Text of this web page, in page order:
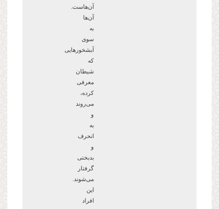
آنهاست.
آنها
به
سوی
آبشخورهایی
که
شیطان
معرفی
کرده،
میروند
و
به
انحرف
و
بدبختی
گرفتار
میشوند.
این
افراد